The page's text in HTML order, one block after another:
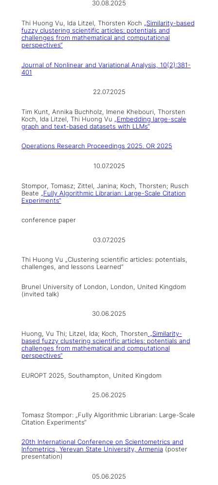
30.08.2025
Thi Huong Vu, Ida Litzel, Thorsten Koch „Similarity-based
fuzzy clustering scientific articles: potentials and
challenges from mathematical and computational
perspectives“
Journal of Nonlinear and Variational Analysis, 10(2):381-
401
22.07.2025
Tim Kunt, Annika Buchholz, Imene Khebouri, Thorsten
Koch, Ida Litzel, Thi Huong Vu „Embedding large-scale
graph and text-based datasets with LLMs“
Operations Research Proceedings 2025. OR 2025
10.07.2025
Stompor, Tomasz; Zittel, Janina; Koch, Thorsten; Rusch
Beate „Fully Algorithmic Librarian: Large-Scale Citation
Experiments“
conference paper
03.07.2025
Thi Huong Vu „Clustering scientific articles: potentials,
challenges, and lessons Learned“
Brunel University of London, London, United Kingdom
(invited talk)
30.06.2025
Huong, Vu Thi; Litzel, Ida; Koch, Thorsten „Similarity-
based fuzzy clustering scientific articles: potentials and
challenges from mathematical and computational
perspectives“
EUROPT 2025, Southampton, United Kingdom
25.06.2025
Tomasz Stompor: „Fully Algorithmic Librarian: Large-Scale
Citation Experiments“
20th International Conference on Scientometrics and
Infometrics, Yerevan State University, Armenia(poster
presentation)
05.06.2025